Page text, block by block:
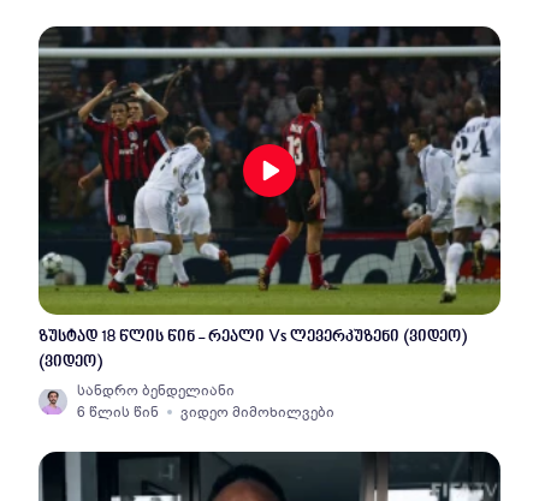
ზუსტად 18 წლის წინ - რეალი Vs ლევერკუზენი (ვიდეო)
(ვიდეო)
სანდრო ბენდელიანი
6 წლის წინ
ვიდეო მიმოხილვები